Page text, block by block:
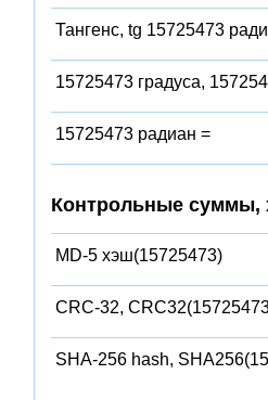
Тангенс, tg 15725473
15725473 градуса,
15725473 радиан =
Контрольные суммы,
MD-5 хэш(15725473)
CRC-32,
SHA-256 hash,